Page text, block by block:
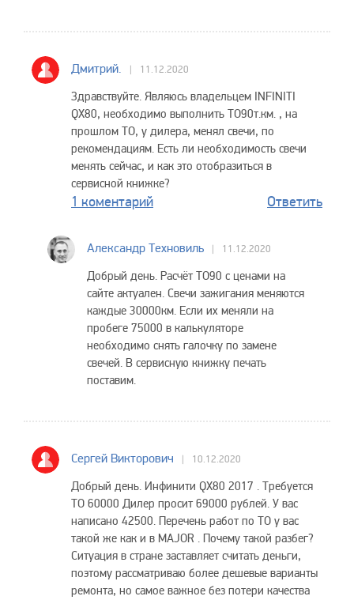
Дмитрий. 11.12.2020
Здравствуйте. Являюсь владельцем INFINITI
QX80, необходимо выполнить ТО90т.км. , на
прошлом ТО, у дилера, менял свечи, по
рекомендациям. Есть ли необходимость свечи
менять сейчас, и как это отобразиться в
сервисной книжке?
1 коментарий Ответить
Александр Техновиль 11.12.2020
Добрый день. Расчёт ТО90 с ценами на
сайте актуален. Свечи зажигания меняются
каждые 30000км. Если их меняли на
пробеге 75000 в калькуляторе
необходимо снять галочку по замене
свечей. В сервисную книжку печать
поставим.
Сергей Викторович 10.12.2020
Добрый день. Инфинити QX80 2017 . Требуется
ТО 60000 Дилер просит 69000 рублей. У вас
написано 42500. Перечень работ по ТО у вас
такой же как и в MAJOR . Почему такой разбег?
Ситуация в стране заставляет считать деньги,
поэтому рассматриваю более дешевые варианты
ремонта, но самое важное без потери качества